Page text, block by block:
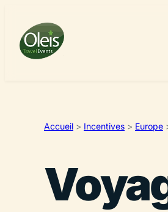
Accueil > Incentives > Europe